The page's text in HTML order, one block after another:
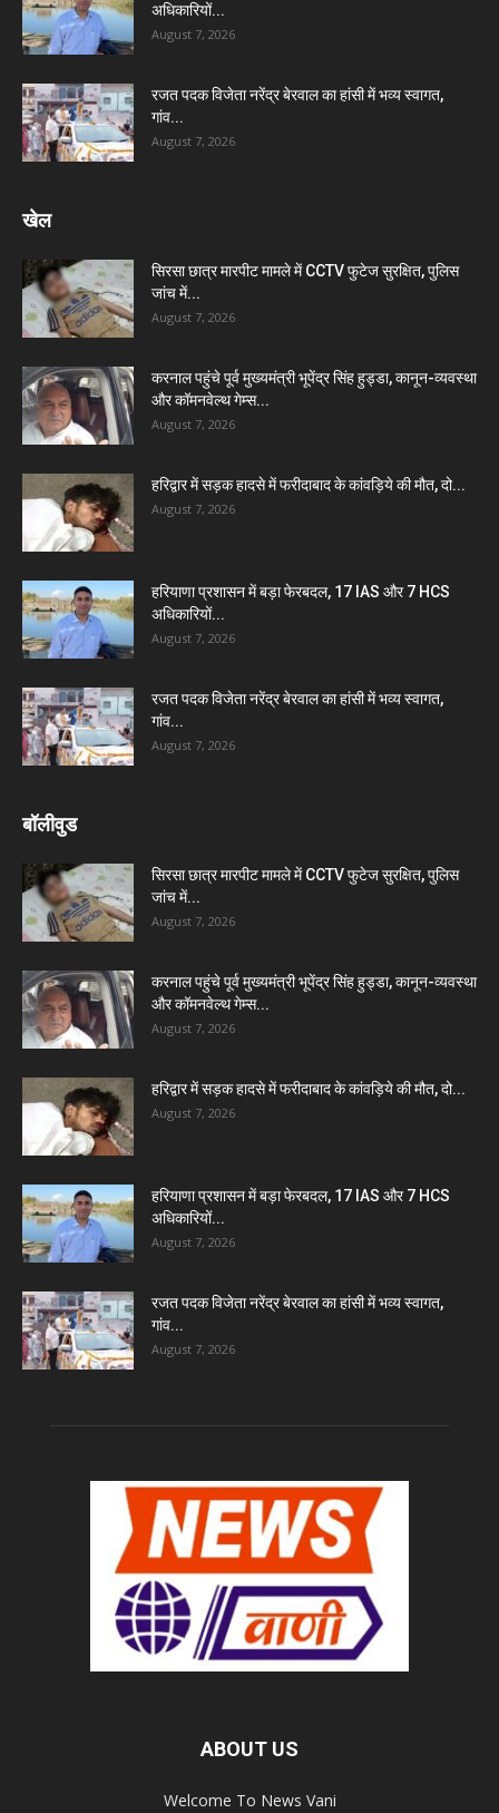
अधिकारियों...
August 7, 2026
रजत पदक विजेता नरेंद्र बेरवाल का हांसी में भव्य स्वागत,
गांव...
August 7, 2026
खेल
सिरसा छात्र मारपीट मामले में CCTV फुटेज सुरक्षित, पुलिस
जांच में...
August 7, 2026
करनाल पहुंचे पूर्व मुख्यमंत्री भूपेंद्र सिंह हुड्डा, कानून-व्यवस्था
और कॉमनवेल्थ गेम्स...
August 7, 2026
हरिद्वार में सड़क हादसे में फरीदाबाद के कांवड़िये की मौत, दो...
August 7, 2026
हरियाणा प्रशासन में बड़ा फेरबदल, 17 IAS और 7 HCS
अधिकारियों...
August 7, 2026
रजत पदक विजेता नरेंद्र बेरवाल का हांसी में भव्य स्वागत,
गांव...
August 7, 2026
बॉलीवुड
सिरसा छात्र मारपीट मामले में CCTV फुटेज सुरक्षित, पुलिस
जांच में...
August 7, 2026
करनाल पहुंचे पूर्व मुख्यमंत्री भूपेंद्र सिंह हुड्डा, कानून-व्यवस्था
और कॉमनवेल्थ गेम्स...
August 7, 2026
हरिद्वार में सड़क हादसे में फरीदाबाद के कांवड़िये की मौत, दो...
August 7, 2026
हरियाणा प्रशासन में बड़ा फेरबदल, 17 IAS और 7 HCS
अधिकारियों...
August 7, 2026
रजत पदक विजेता नरेंद्र बेरवाल का हांसी में भव्य स्वागत,
गांव...
August 7, 2026
ABOUT US
Welcome To News Vani